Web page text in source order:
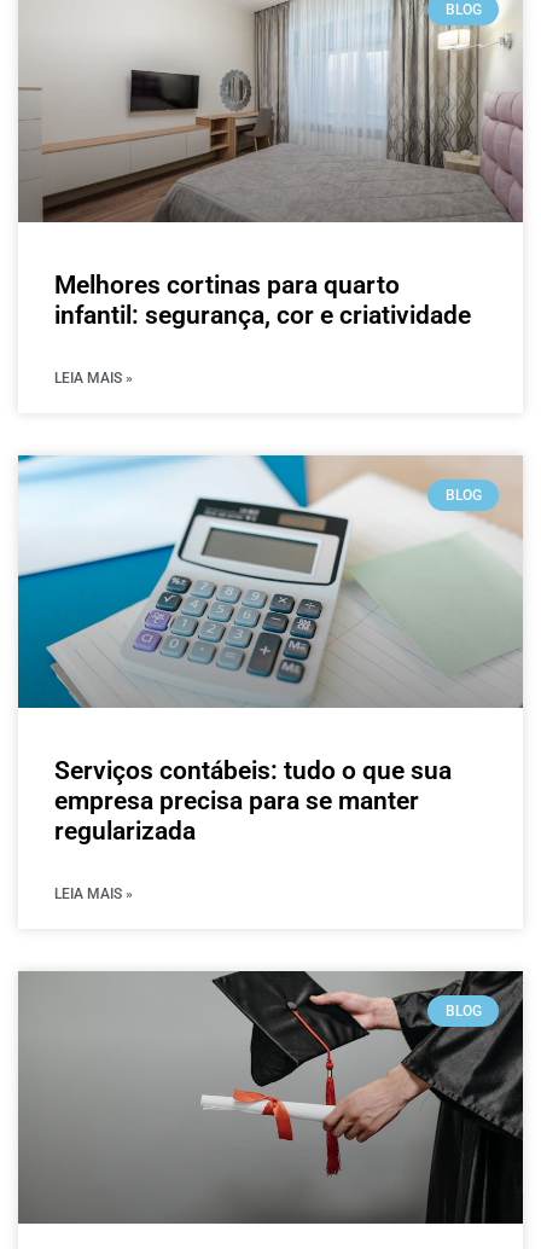
BLOG
Melhores cortinas para quarto
infantil: segurança, cor e criatividade
LEIA MAIS »
BLOG
Serviços contábeis: tudo o que sua
empresa precisa para se manter
regularizada
LEIA MAIS »
BLOG